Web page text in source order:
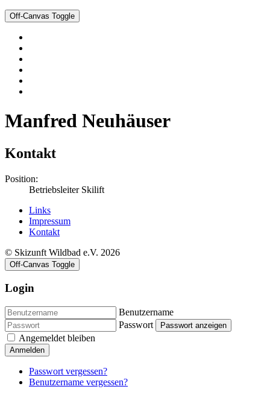
Off-Canvas Toggle
Manfred Neuhäuser
Kontakt
Position:
Betriebsleiter Skilift
Links
Impressum
Kontakt
© Skizunft Wildbad e.V. 2026
Off-Canvas Toggle
Login
Benutzername
Passwort
Passwort anzeigen
Angemeldet bleiben
Anmelden
Passwort vergessen?
Benutzername vergessen?